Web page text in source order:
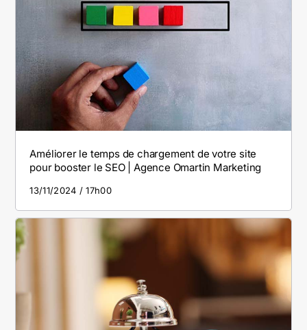
Améliorer le temps de chargement de votre site
pour booster le SEO | Agence Omartin Marketing
13/11/2024 17h00